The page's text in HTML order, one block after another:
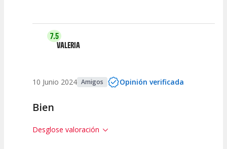
7.5
VALERIA
10 Junio 2024 Amigos Opinión verificada
Bien
Desglose valoración